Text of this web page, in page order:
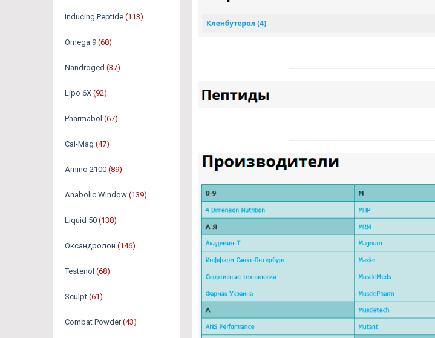
Inducing Peptide (113)
Omega 9 (68)
Nandroged (37)
Lipo 6X (92)
Pharmabol (67)
Cal-Mag (47)
Amino 2100 (89)
Anabolic Window (139)
Liquid 50 (138)
Оксандролон (146)
Testenol (68)
Sculpt (61)
Combat Powder (43)